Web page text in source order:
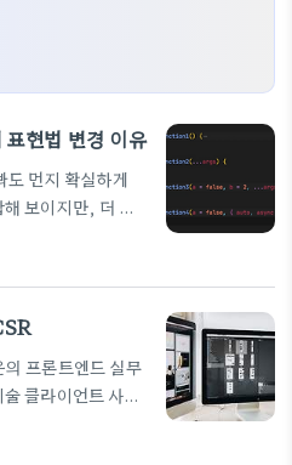
현법 변경 이유
도 먼지 확실하게
보이지만, 더 명
, Object 를 넣어
정리 팁~
프론트엔드 실무
클라이언트 사이
세부적으로 CSR,